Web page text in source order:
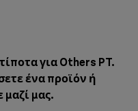
για Others PT.
ένα προϊόν ή
μας.